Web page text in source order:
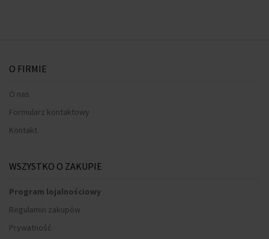
O FIRMIE
O nas
Formularz kontaktowy
Kontakt
WSZYSTKO O ZAKUPIE
Program lojalnościowy
Regulamin zakupów
Prywatność